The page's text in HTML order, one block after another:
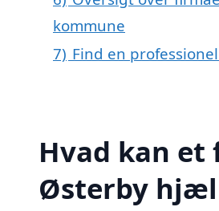
kommune
7) Find en
Hvad kan
Østerby